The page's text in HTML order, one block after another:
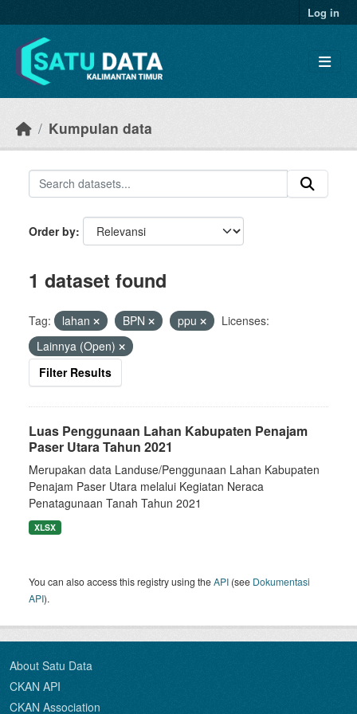
Log in
Kumpulan data
Order by
1 dataset found
Tag: lahan BPN ppu
Licenses:
Lainnya (Open)
Filter Results
Luas Penggunaan Lahan Kabupaten Penajam
Paser Utara Tahun 2021
Merupakan data Landuse/Penggunaan Lahan Kabupaten
Penajam Paser Utara melalui Kegiatan Neraca
Penatagunaan Tanah Tahun 2021
XLSX
You can also access this registry using theAPI (see Dokumentasi
API).
About Satu Data
CKAN API
CKAN Association